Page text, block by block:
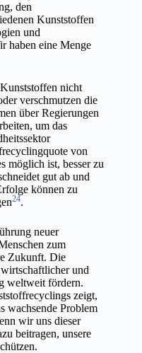
den
Kunststoffen
und
haben eine Menge
nicht
verschmutzen die
über Regierungen
um das
von
möglich ist, besser zu
gut ab und
können zu
24.
neuer
zum
Zukunft. Die
und
weltweit fördern.
zeigt,
wachsende Problem
wir uns dieser
beitragen, unsere